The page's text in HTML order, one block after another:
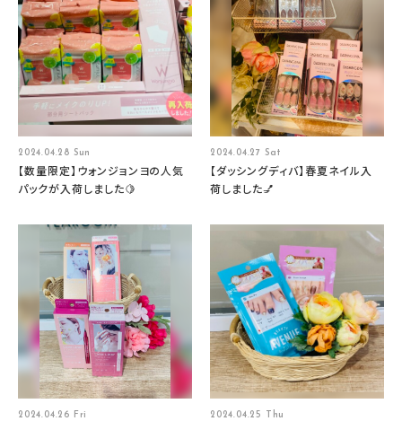
2024.04.28 Sun
【数量限定】ウォンジョンヨの人気
パックが入荷しました🍋
2024.04.27 Sat
【ダッシングディバ】春夏ネイル入
荷しました💅
2024.04.26 Fri 2024.04.25 Thu